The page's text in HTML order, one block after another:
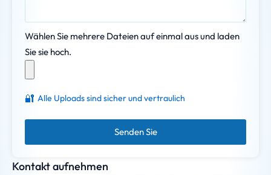
Kontakt aufnehmen
Wählen Sie mehrere Dateien auf einmal aus und laden
Sie sie hoch.
🔐 Alle Uploads sind sicher und vertraulich
Senden Sie